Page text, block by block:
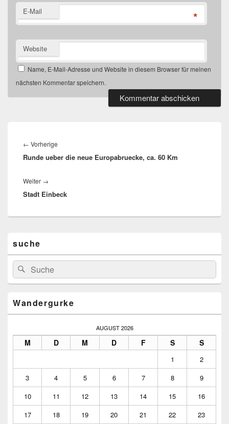
E-Mail *
Website
Name, E-Mail-Adresse und Website in diesem Browser für meinen
nächsten Kommentar speichern.
← Vorherige
Beitrag:
Runde ueber die neue Europabruecke, ca. 60 Km
Weiter →
Beitrag:
Stadt Einbeck
Seitenleisten-
Widgetbereich
suche
Suchen
nach:
Suchen
Wandergurke
AUGUST 2026
M D M D F S S
1
2
3
4 5 6 7 8
9
10
11 12 13 14 15
16
17
18 19 20 21 22
23